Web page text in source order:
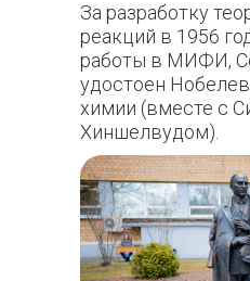
За разработку
реакций в 1956
работы в МИФИ,
удостоен
химии (вместе с
Хиншелвудом).